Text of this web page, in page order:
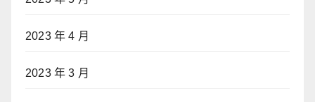
2023 年 4 月
2023 年 3 月